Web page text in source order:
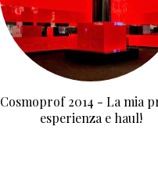
Cosmoprof 2014 - La mia
esperienza e haul!